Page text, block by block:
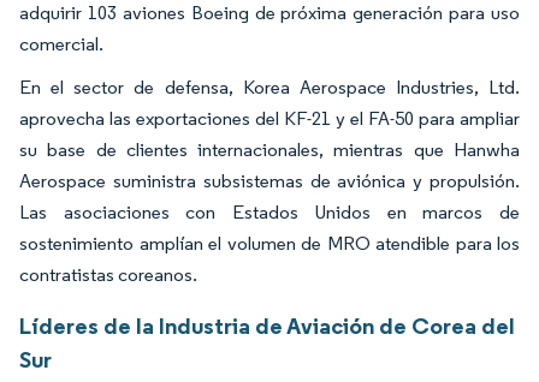
adquirir 103 aviones Boeing de próxima generación para uso
comercial.
En el sector de defensa, Korea Aerospace Industries, Ltd.
aprovecha las exportaciones del KF-21 y el FA-50 para ampliar
su base de clientes internacionales, mientras que Hanwha
Aerospace suministra subsistemas de aviónica y propulsión.
Las asociaciones con Estados Unidos en marcos de
sostenimiento amplían el volumen de MRO atendible para los
contratistas coreanos.
Líderes de la Industria de Aviación de Corea del
Sur